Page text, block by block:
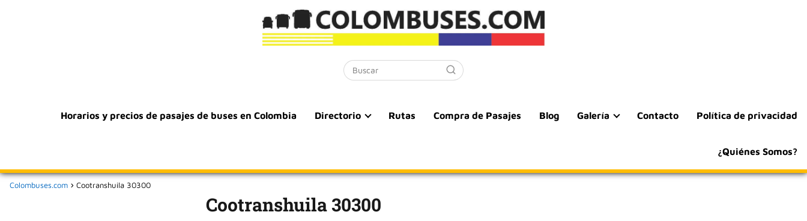
Horarios y precios de pasajes de buses en Colombia Directorio Rutas Compra de Pasajes Blog Galería Contacto Política de privacidad
¿Quiénes Somos?
Colombuses.com Cootranshuila 30300
Cootranshuila 30300